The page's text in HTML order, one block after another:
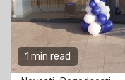
1 min read